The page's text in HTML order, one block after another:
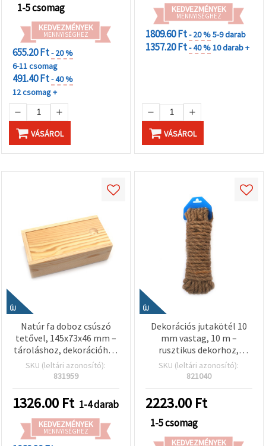
1-5 csomag
KEDVEZMÉNYEK
MENNYISÉGHEZ
655.20 Ft- 20 %
6-11 csomag
491.40 Ft- 40 %
12 csomag +
VÁSÁROL
KEDVEZMÉNYEK
MENNYISÉGHEZ
1809.60 Ft- 20 %5-9 darab
1357.20 Ft- 40 %10 darab +
VÁSÁROL
ÚJ
Natúr fa doboz csúszó
tetővel, 145x73x46 mm –
tároláshoz, dekorációhoz
és kreatív hobbi/DIY
kézműves projektekhez
SKU (leltári azonosító):
831959
1326.00 Ft 1-4 darab
KEDVEZMÉNYEK
MENNYISÉGHEZ
ÚJ
Dekorációs jutakötél 10
mm vastag, 10 m –
rusztikus dekorhoz,
kézműves és DIY kreatív
projektekhez
SKU (leltári azonosító):
821040
2223.00 Ft
1-5 csomag
KEDVEZMÉNYEK